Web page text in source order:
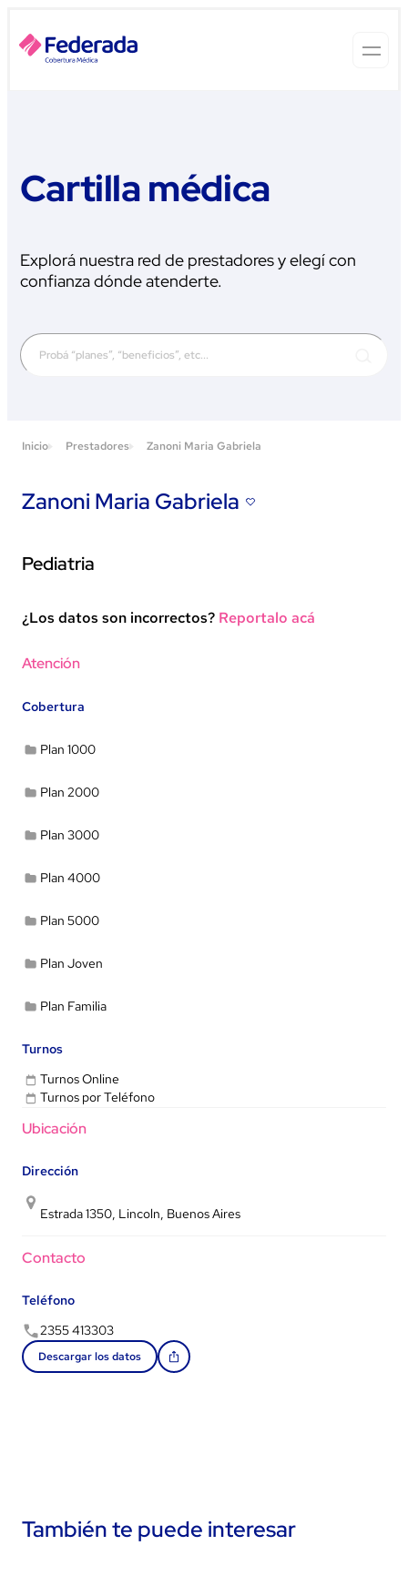
Cartilla médica
Explorá nuestra red de prestadores y elegí con
confianza dónde atenderte.
Inicio Prestadores Zanoni Maria Gabriela
Zanoni Maria Gabriela
Pediatria
Ver en Google Maps
¿Los datos son incorrectos? Reportalo acá
Atención
Cobertura
Plan 1000
Plan 2000
Plan 3000
Plan 4000
Plan 5000
Plan Joven
Plan Familia
Turnos
Turnos Online
Turnos por Teléfono
Ubicación
Dirección
Estrada 1350, Lincoln, Buenos Aires
Contacto
Teléfono
2355 413303
Descargar los datos
También te puede interesar